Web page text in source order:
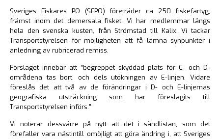
Sveriges Fiskares PO (SFPO) företräder ca 250 fiskefartyg,
främst inom det demersala fisket. Vi har medlemmar längs
hela den svenska kusten, från Strömstad till Kalix. Vi tackar
Transportstyrelsen för möjligheten att få lämna synpunkter i
anledning av rubricerad remiss.
Förslaget innebär att ”begreppet skyddad plats för C- och D-
områdena tas bort, och dels utökningen av E-linjen. Vidare
föreslås det att två av de förändringar i D- och E-linjernas
geografiska utsträckning som har föreslagits till
Transportstyrelsen införs.”
Vi noterar dessvärre på nytt att det i sändlistan, som det
förefaller vara nästintill omöjligt att göra ändring i, att Sveriges